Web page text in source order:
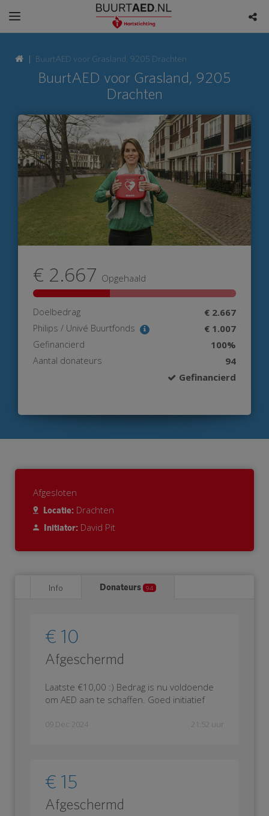
BuurtAED voor Grasland, 9205 Drachten
BuurtAED voor Grasland, 9205
Drachten
€ 2.667 Opgehaald
Doelbedrag € 2.667
Philips / Univé Buurtfonds € 1.007
Gefinancierd 100%
Aantal donateurs
94
Gefinancierd
Afgesloten
Locatie: Drachten
Initiator: David Pit
Info Donateurs 94
€ 10
Afgeschermd
Laatste €10,00 :) Bedrag is nu voldoende
om AED aan te schaffen. Goed initiatief
09 Dec 2024 21:52 uur
€ 15
Afgeschermd